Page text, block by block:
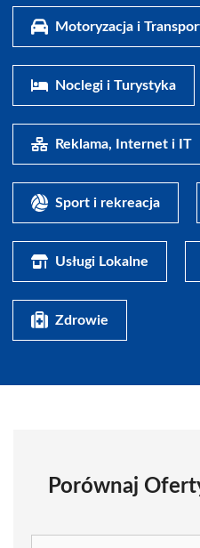
Motoryzacja i
Noclegi i Turystyka
Reklama, Internet i IT
Sport i rekreacja
Usługi Lokalne
Zdrowie
Porównaj